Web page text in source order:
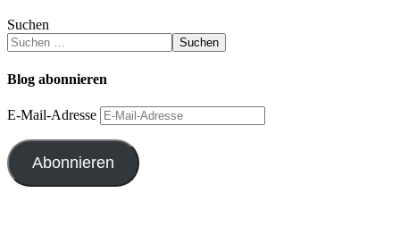
Suchen
Suchen
Blog abonnieren
E-Mail-Adresse
Abonnieren